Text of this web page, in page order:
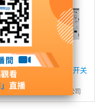
环保气体绝缘金属封闭开关
江苏洛凯机电股份有限公司